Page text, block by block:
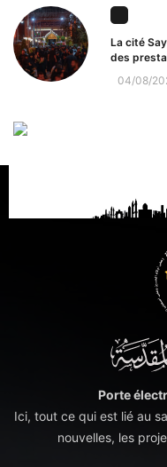
La cité
des
04/08/
Porte
Ici, tout ce qui est lié au
nouvelles, les